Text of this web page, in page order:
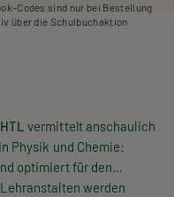
Codes sind nur bei Bestellung
über die Schulbuchaktion
vermittelt anschaulich
Physik und Chemie:
optimiert für den
werden